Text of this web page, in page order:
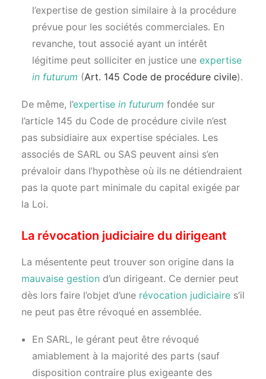
l’expertise de gestion similaire à la procédure
prévue pour les sociétés commerciales. En
revanche, tout associé ayant un intérêt
légitime peut solliciter en justice une expertise
in futurum (Art. 145 Code de procédure civile).
De même, l’expertise in futurum fondée sur
l’article 145 du Code de procédure civile n’est
pas subsidiaire aux expertise spéciales. Les
associés de SARL ou SAS peuvent ainsi s’en
prévaloir dans l’hypothèse où ils ne détiendraient
pas la quote part minimale du capital exigée par
la Loi.
La révocation judiciaire du dirigeant
La mésentente peut trouver son origine dans la
mauvaise gestion d’un dirigeant. Ce dernier peut
dès lors faire l’objet d’une révocation judiciaire s’il
ne peut pas être révoqué en assemblée.
En SARL, le gérant peut être révoqué
amiablement à la majorité des parts (sauf
disposition contraire plus exigeante des